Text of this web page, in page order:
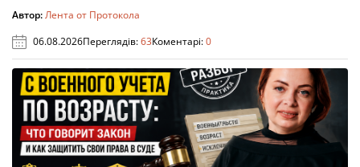
Автор:Лента от Протокола
06.08.2026Переглядів:63Коментарі:0